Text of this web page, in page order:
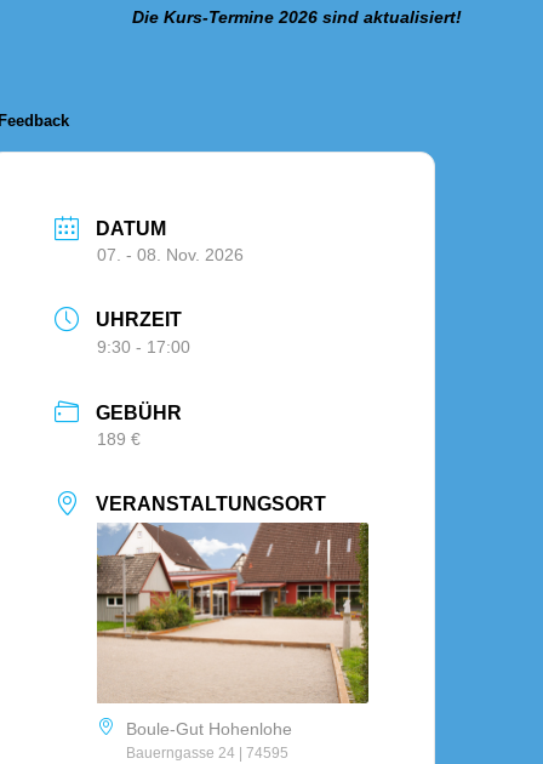
Die Kurs-Termine 2026 sind aktualisiert!
DATUM
07. - 08. Nov. 2026
UHRZEIT
9:30 - 17:00
GEBÜHR
189 €
VERANSTALTUNGSORT
Boule-Gut Hohenlohe
Bauerngasse 24 | 74595